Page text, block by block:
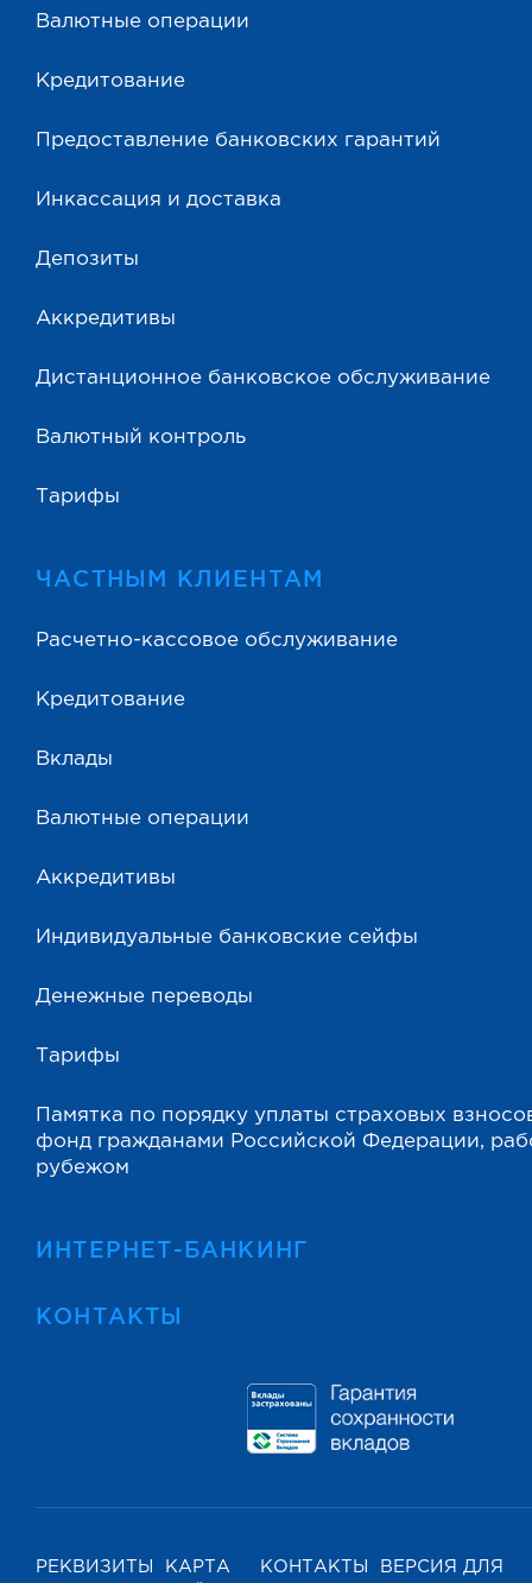
Валютные операции
Кредитование
Предоставление банковских гарантий
Инкассация и доставка
Депозиты
Аккредитивы
Дистанционное банковское обслуживание
Валютный контроль
Тарифы
ЧАСТНЫМ КЛИЕНТАМ
Расчетно-кассовое обслуживание
Кредитование
Вклады
Валютные операции
Аккредитивы
Индивидуальные банковские сейфы
Денежные переводы
Тарифы
Памятка по порядку уплаты страховых
фонд гражданами Российской Федерации,
рубежом
ИНТЕРНЕТ-БАНКИНГ
КОНТАКТЫ
РЕКВИЗИТЫ
КАРТА
КОНТАКТЫ
ВЕРСИЯ ДЛЯ